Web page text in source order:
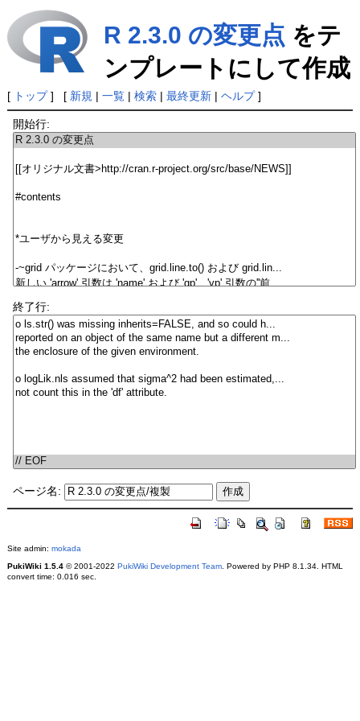
R 2.3.0 の変更点 をテ
ンプレートにして作成
[ トップ] [ 新規 | 一覧| 検索| 最終更新| ヘルプ]
開始行:
終了行:
ページ名:
Site admin: mokada
PukiWiki 1.5.4© 2001-2022 PukiWiki Development Team. Powered by PHP 8.1.34. HTML
convert time: 0.016 sec.